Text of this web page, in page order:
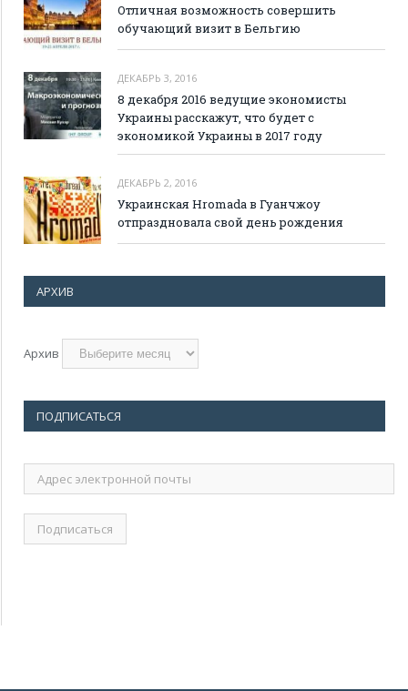
Отличная возможность совершить
обучающий визит в Бельгию
ДЕКАБРЬ 3, 2016
8 декабря 2016 ведущие экономисты
Украины расскажут, что будет с
экономикой Украины в 2017 году
ДЕКАБРЬ 2, 2016
Украинская Hromada в Гуанчжоу
отпраздновала свой день рождения
АРХИВ
Архив
ПОДПИСАТЬСЯ
Адрес
электронной